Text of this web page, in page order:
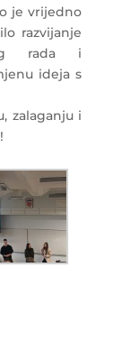
je vrijedno
razvijanje
rada i
ideja s
zalaganju i